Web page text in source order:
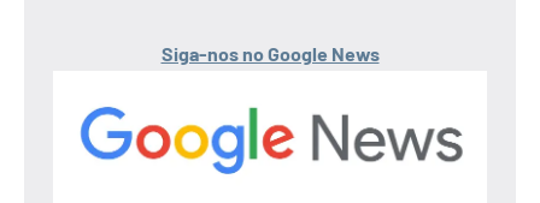
Siga-nos no Google News